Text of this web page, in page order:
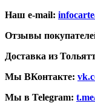
Наш e-mail:
Отзывы
Доставка из
Мы ВКонтакте:
Мы в Telegram: